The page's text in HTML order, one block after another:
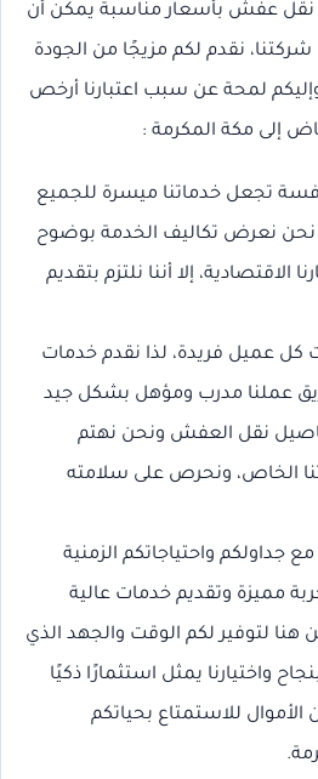
نقل عفش بأسعار مناسبة يمكن أن
شركتنا، نقدم لكم مزيجًا من الجودة
وإليكم لمحة عن سبب اعتبارنا أرخص
إلى مكة المكرمة :
تجعل خدماتنا ميسرة للجميع
نحن نعرض تكاليف الخدمة بوضوح
الاقتصادية، إلا أننا نلتزم بتقديم
كل عميل فريدة، لذا نقدم خدمات
عملنا مدرب ومؤهل بشكل جيد
نقل العفش ونحن نهتم
الخاص، ونحرص على سلامته
جداولكم واحتياجاتكم الزمنية
مميزة وتقديم خدمات عالية
هنا لتوفير لكم الوقت والجهد الذي
واختيارنا يمثل استثمارًا ذكيًا
للاستمتاع بحياتكم